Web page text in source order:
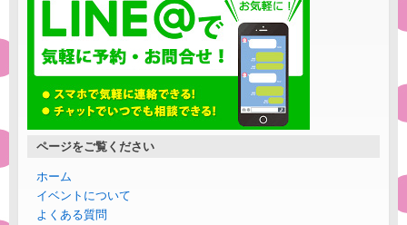
ページをご覧ください
ホーム
イベントについて
よくある質問